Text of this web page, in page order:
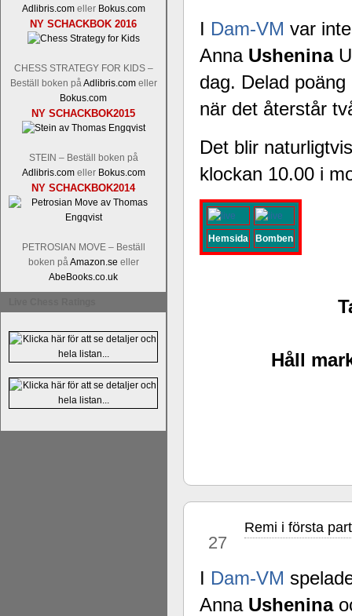
Adlibris.comeller Bokus.com
NY SCHACKBOK 2016
CHESS STRATEGY FOR KIDS –
Beställ boken på Adlibris.comeller
Bokus.com
NY SCHACKBOK2015
STEIN – Beställ boken på
Adlibris.comeller Bokus.com
NY SCHACKBOK2014
PETROSIAN MOVE – Beställ
boken på Amazon.se eller
AbeBooks.co.uk
betänketiden så schack bör
boken i ur och skur och den har
fotografier som de flesta aldrig har
Uffes angreppspartier med
saknats i den svenska
uppnått allt som kan uppnås som
tacksamma och nöjda över alla de
sina framtida projekt.
Alingsås Schacksällskap fyller
parturnering i Alingsås 4-5 maj.
I Dam-VM var
Anna Ushenina
dag. Delad
när det återstår
Det blir
klockan 10.00 i
Hemsida Bomben
Håll
27
Remi i första
I Dam-VM
Anna Ushenina